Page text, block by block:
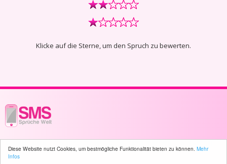
Diese Website nutzt Cookies, um bestmögliche Funktionalität bieten zu können. Mehr
Infos
Klicke auf die Sterne, um den Spruch zu bewerten.
© 2003 - 2026 -sms-sprueche-welt.ch- All rights reserved -1619 user(s)
online